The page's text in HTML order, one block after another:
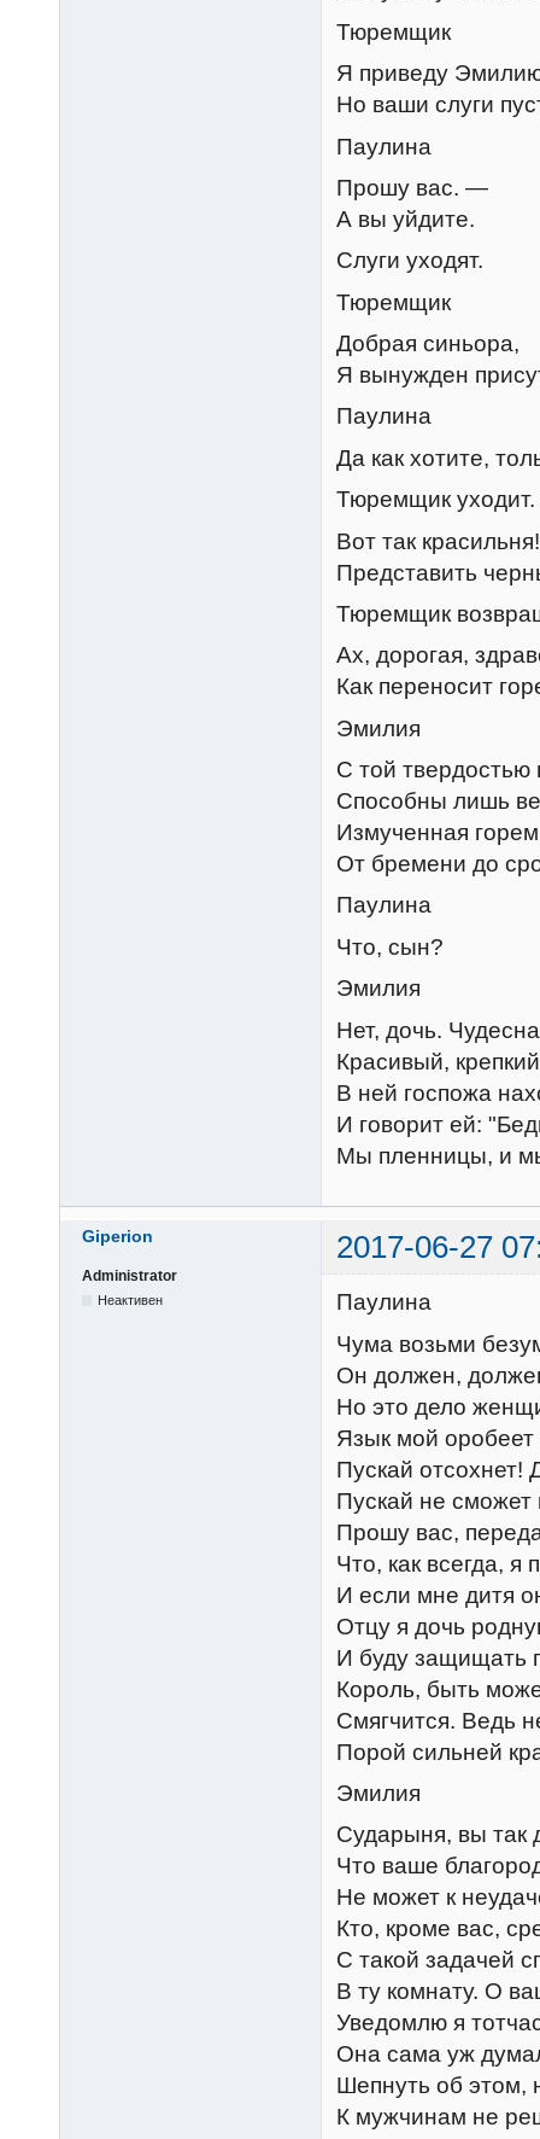
Тюремщик
Я приведу
Но ваши слуги
Паулина
Прошу вас. —
А вы уйдите.
Слуги уходят.
Тюремщик
Добрая синьора,
Я вынужден
Паулина
Да как хотите,
Тюремщик уходит.
Вот так
Представить
Тюремщик
Ах, дорогая,
Как переносит
Эмилия
С той твердостью
Способны лишь
Измученная
От бремени до
Паулина
Что, сын?
Эмилия
Нет, дочь.
Красивый,
В ней госпожа
И говорит ей:
Мы пленницы, и
Giperion 2017-06-27
Administrator
Неактивен
Паулина
Чума возьми
Он должен,
Но это дело
Язык мой
Пускай отсохнет!
Пускай не
Прошу вас,
Что, как всегда, я
И если мне дитя
Отцу я дочь
И буду защищать
Король, быть
Смягчится. Ведь
Порой сильней
Эмилия
Сударыня, вы так
Что ваше
Не может к
Кто, кроме вас,
С такой задачей
В ту комнату. О
Уведомлю я
Она сама уж
Шепнуть об этом,
К мужчинам не